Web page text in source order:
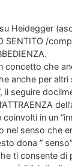
Heidegger
SENTITO /
concetto che
anche per altri
il seguire
in un
nel senso che
dona ”
ti consente di